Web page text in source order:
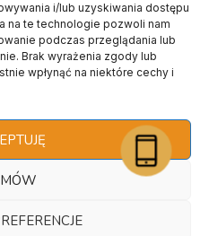
i/lub uzyskiwania dostępu
na te technologie pozwoli nam
podczas przeglądania lub
Brak wyrażenia zgody lub
wpłynąć na niektóre cechy i